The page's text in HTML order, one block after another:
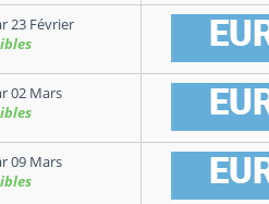
23 Février
02 Mars
09 Mars